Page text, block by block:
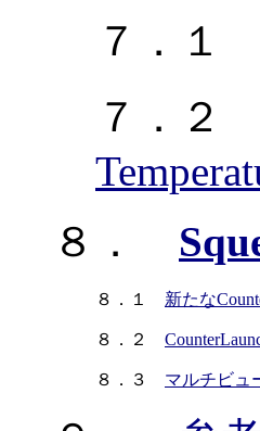
７．１
７．２
８．
８．１ 新たな
８．２
８．３ マルチビュ